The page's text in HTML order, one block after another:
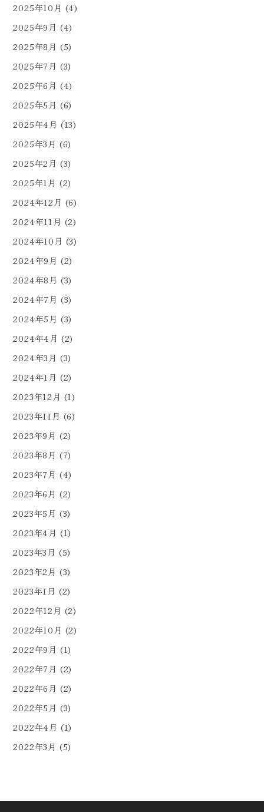
2025年10月 (4)
2025年9月 (4)
2025年8月 (5)
2025年7月 (3)
2025年6月 (4)
2025年5月 (6)
2025年4月 (13)
2025年3月 (6)
2025年2月 (3)
2025年1月 (2)
2024年12月 (6)
2024年11月 (2)
2024年10月 (3)
2024年9月 (2)
2024年8月 (3)
2024年7月 (3)
2024年5月 (3)
2024年4月 (2)
2024年3月 (3)
2024年1月 (2)
2023年12月 (1)
2023年11月 (6)
2023年9月 (2)
2023年8月 (7)
2023年7月 (4)
2023年6月 (2)
2023年5月 (3)
2023年4月 (1)
2023年3月 (5)
2023年2月 (3)
2023年1月 (2)
2022年12月 (2)
2022年10月 (2)
2022年9月 (1)
2022年7月 (2)
2022年6月 (2)
2022年5月 (3)
2022年4月 (1)
2022年3月 (5)